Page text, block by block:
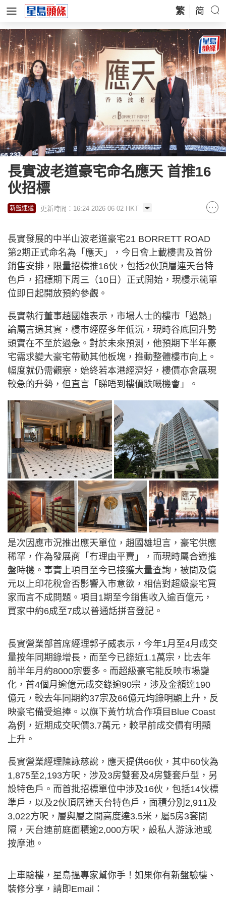
繁 简
長實波老道豪宅命名應天 首推16
伙招標
新盤速遞 更新時間：16:24 2026-06-02 HKT
長實發展的中半山波老道豪宅21 BORRETT ROAD
第2期正式命名為「應天」，今日會上載樓書及首份
銷售安排，限量招標推16伙，包括2伙頂層連天台特
色戶，招標期下周三（10日）正式開始，現樓示範單
位即日起開放預約參觀。
長實執行董事趙國雄表示，市場人士的樓市「過熱」
論屬言過其實，樓市經歷多年低沉，現時谷底回升勢
頭實在不至於過急。對於未來預測，他預期下半年豪
宅需求變大豪宅帶動其他板塊，推動整體樓市向上。
幅度就仍需觀察，始終若本港經濟好，樓價亦會展現
較急的升勢，但直言「睇唔到樓價跌嘅機會」。
是次因應市況推出應天單位，趙國雄坦言，豪宅供應
稀罕，作為發展商「冇理由平賣」，而現時屬合適推
盤時機。事實上項目至今已接獲大量查詢，被問及億
元以上印花稅會否影響入市意欲，相信對超級豪宅買
家而言不成問題。項目1期至今銷售收入逾百億元，
買家中約6成至7成以普通話拼音登記。
長實營業部首席經理郭子威表示，今年1月至4月成交
量按年同期錄增長，而至今已錄近1.1萬宗，比去年
前半年月約8000宗要多。而超級豪宅能反映市場變
化，首4個月逾億元成交錄逾90宗，涉及金額達190
億元，較去年同期約37宗及66億元均錄明顯上升，反
映豪宅備受追捧。以旗下黃竹坑合作項目Blue Coast
為例，近期成交呎價3.7萬元，較早前成交價有明顯
上升。
長實營業經理陳詠慈說，應天提供66伙，其中60伙為
1,875至2,193方呎，涉及3房雙套及4房雙套戶型，另
設特色戶。而首批招標單位中涉及16伙，包括14伙標
準戶，以及2伙頂層連天台特色戶，面積分別2,911及
3,022方呎，層與層之間高度達3.5米，屬5房3套間
隔，天台連前庭面積逾2,000方呎，設私人游泳池或
按摩池。
上車驗樓，星島搵專家幫你手！如果你有新盤驗樓、
裝修分享，請即Email：